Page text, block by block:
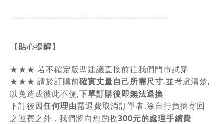
-----------------------------------------------------
【貼心提醒】
★★★ 若不確定版型建議直接前往我們門市試穿
★★★ 請於訂購前確實丈量自己所需尺寸,並考慮清楚,
以免造成彼此不便,下單訂購後即無法退換
下訂後因任何理由需退費取消訂單者.除自行負擔寄回
之運費之外 , 我們將向您酌收300元的處理手續費